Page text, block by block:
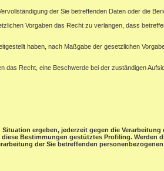
der Sie betreffenden Daten oder die
Vorgaben das Recht zu verlangen, dass
haben, nach Maßgabe der gesetzlichen
Recht, eine Beschwerde bei der zuständigen
ergeben, jederzeit gegen die
Bestimmungen gestütztes Profiling. Werden
der Sie betreffenden